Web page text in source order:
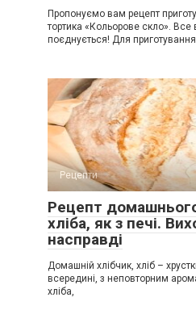
Пропонуємо вам рецепт
тортика «Кольорове скло».
поєднується! Для приготування
Рецепти
Рецепт
хліба, як з печі.
насправді
Домашній хлібчик, хліб –
всередині, з неповторним
хліба,